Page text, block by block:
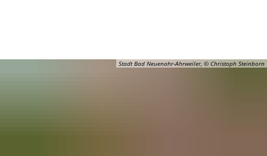
Stadt Bad Neuenahr-Ahrweiler, © Christoph Steinborn